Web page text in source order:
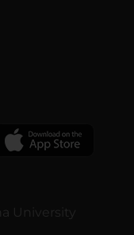
University